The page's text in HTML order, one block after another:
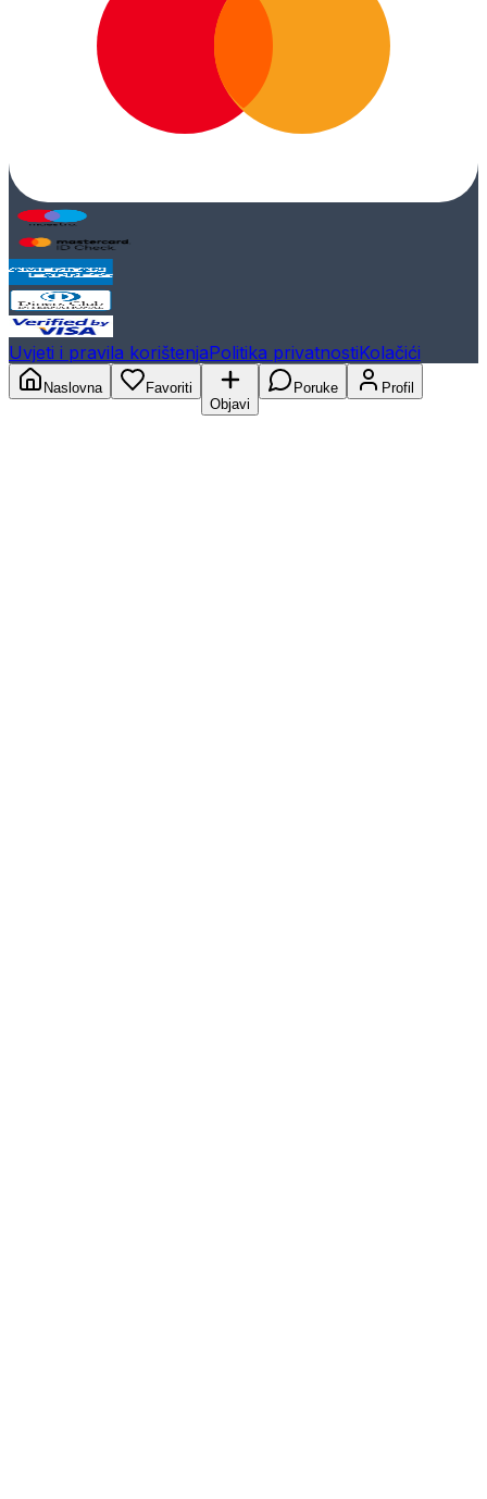
Uvjeti i pravila korištenjaPolitika privatnostiKolačići
Naslovna
Favoriti
Objavi
Poruke Profil